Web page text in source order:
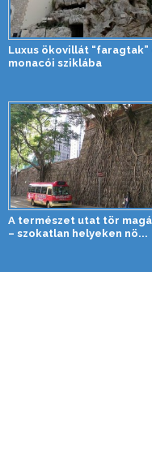
Luxus ökovillát “faragtak”
monacói sziklába
A természet utat tör
– szokatlan helyeken nö...